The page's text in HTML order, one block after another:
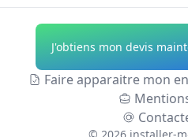
Escalier
Plougonvelin
Installation Monte
J'obtiens mon devis
Faire apparaitre mon